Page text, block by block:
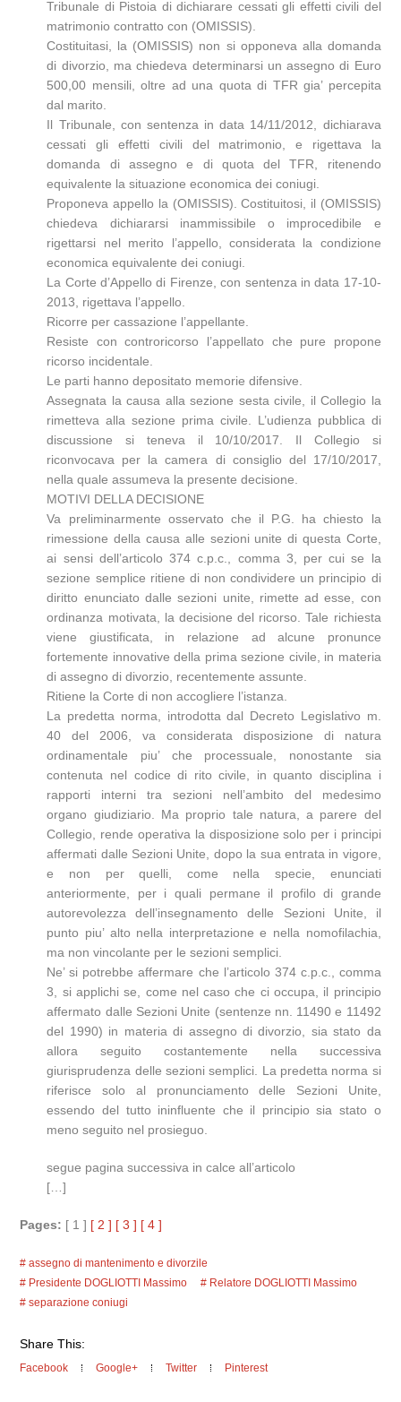
Tribunale di Pistoia di dichiarare cessati gli effetti civili del
matrimonio contratto con (OMISSIS).
Costituitasi, la (OMISSIS) non si opponeva alla domanda
di divorzio, ma chiedeva determinarsi un assegno di Euro
500,00 mensili, oltre ad una quota di TFR gia’ percepita
dal marito.
Il Tribunale, con sentenza in data 14/11/2012, dichiarava
cessati gli effetti civili del matrimonio, e rigettava la
domanda di assegno e di quota del TFR, ritenendo
equivalente la situazione economica dei coniugi.
Proponeva appello la (OMISSIS). Costituitosi, il (OMISSIS)
chiedeva dichiararsi inammissibile o improcedibile e
rigettarsi nel merito l’appello, considerata la condizione
economica equivalente dei coniugi.
La Corte d’Appello di Firenze, con sentenza in data 17-10-
2013, rigettava l’appello.
Ricorre per cassazione l’appellante.
Resiste con controricorso l’appellato che pure propone
ricorso incidentale.
Le parti hanno depositato memorie difensive.
Assegnata la causa alla sezione sesta civile, il Collegio la
rimetteva alla sezione prima civile. L’udienza pubblica di
discussione si teneva il 10/10/2017. Il Collegio si
riconvocava per la camera di consiglio del 17/10/2017,
nella quale assumeva la presente decisione.
MOTIVI DELLA DECISIONE
Va preliminarmente osservato che il P.G. ha chiesto la
rimessione della causa alle sezioni unite di questa Corte,
ai sensi dell’articolo 374 c.p.c., comma 3, per cui se la
sezione semplice ritiene di non condividere un principio di
diritto enunciato dalle sezioni unite, rimette ad esse, con
ordinanza motivata, la decisione del ricorso. Tale richiesta
viene giustificata, in relazione ad alcune pronunce
fortemente innovative della prima sezione civile, in materia
di assegno di divorzio, recentemente assunte.
Ritiene la Corte di non accogliere l’istanza.
La predetta norma, introdotta dal Decreto Legislativo m.
40 del 2006, va considerata disposizione di natura
ordinamentale piu’ che processuale, nonostante sia
contenuta nel codice di rito civile, in quanto disciplina i
rapporti interni tra sezioni nell’ambito del medesimo
organo giudiziario. Ma proprio tale natura, a parere del
Collegio, rende operativa la disposizione solo per i principi
affermati dalle Sezioni Unite, dopo la sua entrata in vigore,
e non per quelli, come nella specie, enunciati
anteriormente, per i quali permane il profilo di grande
autorevolezza dell’insegnamento delle Sezioni Unite, il
punto piu’ alto nella interpretazione e nella nomofilachia,
ma non vincolante per le sezioni semplici.
Ne’ si potrebbe affermare che l’articolo 374 c.p.c., comma
3, si applichi se, come nel caso che ci occupa, il principio
affermato dalle Sezioni Unite (sentenze nn. 11490 e 11492
del 1990) in materia di assegno di divorzio, sia stato da
allora seguito costantemente nella successiva
giurisprudenza delle sezioni semplici. La predetta norma si
riferisce solo al pronunciamento delle Sezioni Unite,
essendo del tutto ininfluente che il principio sia stato o
meno seguito nel prosieguo.
segue pagina successiva in calce all’articolo
[…]
Pages: [ 1 ] [ 2 ] [ 3 ] [ 4 ]
assegno di mantenimento e divorzile
Presidente DOGLIOTTI Massimo
Relatore DOGLIOTTI Massimo
separazione coniugi
Share This:
Facebook Google+ Twitter Pinterest